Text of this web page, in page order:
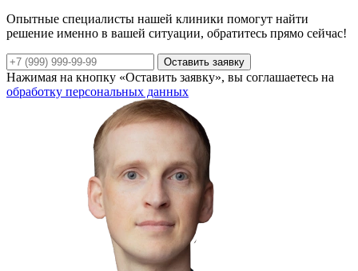
Опытные специалисты нашей клиники помогут найти
решение именно в вашей ситуации, обратитесь прямо сейчас!
Оставить заявку
Нажимая на кнопку «Оставить заявку», вы соглашаетесь на
обработку персональных данных